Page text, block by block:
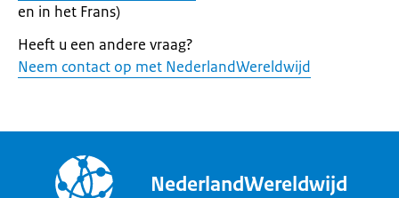
en in het Frans)
Heeft u een andere vraag?
Neem contact op met NederlandWereldwijd
NederlandWereldwijd